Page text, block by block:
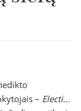
– Electi...